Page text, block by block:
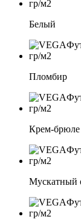
Белый
Пломбир
Крем-брюле
Мускатный